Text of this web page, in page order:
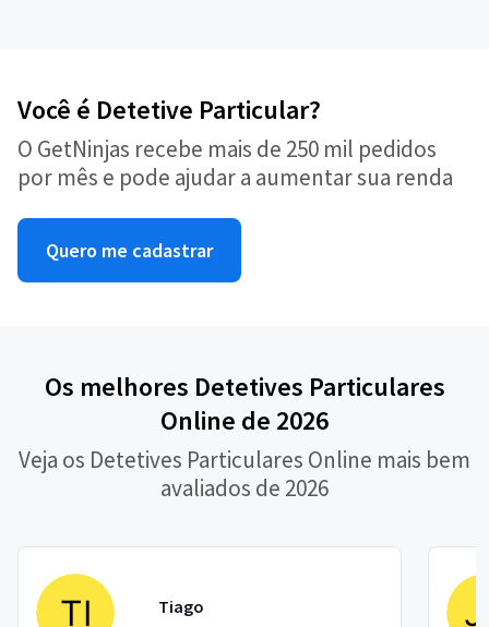
Você é Detetive Particular?
O GetNinjas recebe mais de 250 mil pedidos
por mês e pode ajudar a aumentar sua renda
Quero me cadastrar
Os melhores Detetives Particulares
Online de 2026
Veja os Detetives Particulares Online mais bem
avaliados de 2026
Tiago